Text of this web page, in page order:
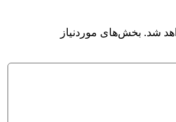
شد. بخش‌های موردنیاز